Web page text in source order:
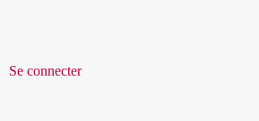
Se connecter